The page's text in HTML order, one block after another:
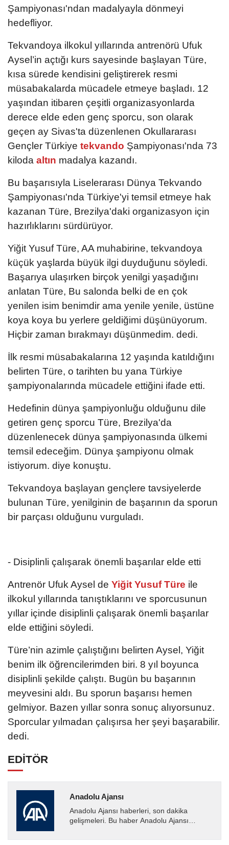
Şampiyonası'ndan madalyayla dönmeyi
hedefliyor.
Tekvandoya ilkokul yıllarında antrenörü Ufuk
Aysel’in açtığı kurs sayesinde başlayan Türe,
kısa sürede kendisini geliştirerek resmi
müsabakalarda mücadele etmeye başladı. 12
yaşından itibaren çeşitli organizasyonlarda
derece elde eden genç sporcu, son olarak
geçen ay Sivas'ta düzenlenen Okullararası
Gençler Türkiye tekvando Şampiyonası'nda 73
kiloda altın madalya kazandı.
Bu başarısıyla Liselerarası Dünya Tekvando
Şampiyonası'nda Türkiye'yi temsil etmeye hak
kazanan Türe, Brezilya'daki organizasyon için
hazırlıklarını sürdürüyor.
Yiğit Yusuf Türe, AA muhabirine, tekvandoya
küçük yaşlarda büyük ilgi duyduğunu söyledi.
Başarıya ulaşırken birçok yenilgi yaşadığını
anlatan Türe, Bu salonda belki de en çok
yenilen isim benimdir ama yenile yenile, üstüne
koya koya bu yerlere geldiğimi düşünüyorum.
Hiçbir zaman bırakmayı düşünmedim. dedi.
İlk resmi müsabakalarına 12 yaşında katıldığını
belirten Türe, o tarihten bu yana Türkiye
şampiyonalarında mücadele ettiğini ifade etti.
Hedefinin dünya şampiyonluğu olduğunu dile
getiren genç sporcu Türe, Brezilya'da
düzenlenecek dünya şampiyonasında ülkemi
temsil edeceğim. Dünya şampiyonu olmak
istiyorum. diye konuştu.
Tekvandoya başlayan gençlere tavsiyelerde
bulunan Türe, yenilginin de başarının da sporun
bir parçası olduğunu vurguladı.
- Disiplinli çalışarak önemli başarılar elde etti
Antrenör Ufuk Aysel de Yiğit Yusuf Türe ile
ilkokul yıllarında tanıştıklarını ve sporcusunun
yıllar içinde disiplinli çalışarak önemli başarılar
elde ettiğini söyledi.
Türe’nin azimle çalıştığını belirten Aysel, Yiğit
benim ilk öğrencilerimden biri. 8 yıl boyunca
disiplinli şekilde çalıştı. Bugün bu başarının
meyvesini aldı. Bu sporun başarısı hemen
gelmiyor. Bazen yıllar sonra sonuç alıyorsunuz.
Sporcular yılmadan çalışırsa her şeyi başarabilir.
dedi.
EDİTÖR
Anadolu Ajansı
Anadolu Ajansı haberleri, son dakika
gelişmeleri. Bu haber Anadolu Ajansı
tarafından geçilen tüm...